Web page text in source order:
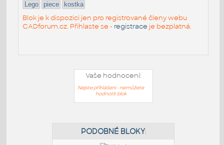
Lego piece kostka
Blok je k dispozici jen pro registrované členy webu
CADforum.cz. Přihlaste se - registrace je bezplatná.
Vaše hodnocení:
Nejste přihlášeni - nemůžete
hodnotit blok